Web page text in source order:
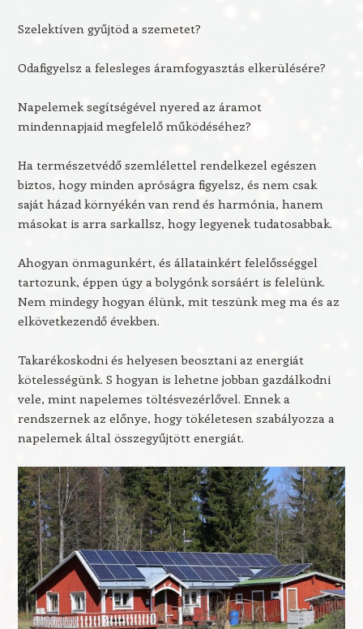
Szelektíven gyűjtöd a szemetet?
Odafigyelsz a felesleges áramfogyasztás elkerülésére?
Napelemek segítségével nyered az áramot
mindennapjaid megfelelő működéséhez?
Ha természetvédő szemlélettel rendelkezel egészen
biztos, hogy minden apróságra figyelsz, és nem csak
saját házad környékén van rend és harmónia, hanem
másokat is arra sarkallsz, hogy legyenek tudatosabbak.
Ahogyan önmagunkért, és állatainkért felelősséggel
tartozunk, éppen úgy a bolygónk sorsáért is felelünk.
Nem mindegy hogyan élünk, mit teszünk meg ma és az
elkövetkezendő években.
Takarékoskodni és helyesen beosztani az energiát
kötelességünk. S hogyan is lehetne jobban gazdálkodni
vele, mint napelemes töltésvezérlővel. Ennek a
rendszernek az előnye, hogy tökéletesen szabályozza a
napelemek által összegyűjtött energiát.